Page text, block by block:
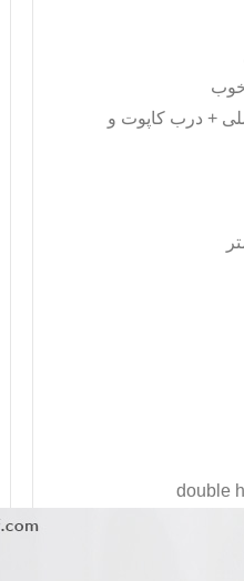
( 2 درب اصلی + درب کاپوت و
double